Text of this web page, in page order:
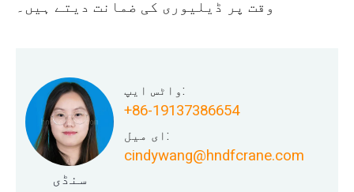
وقت پر ڈیلیوری کی ضمانت دیتے ہیں۔
سنڈی
واٹس ایپ:
+86-19137386654
ای میل:
cindywang@hndfcrane.com